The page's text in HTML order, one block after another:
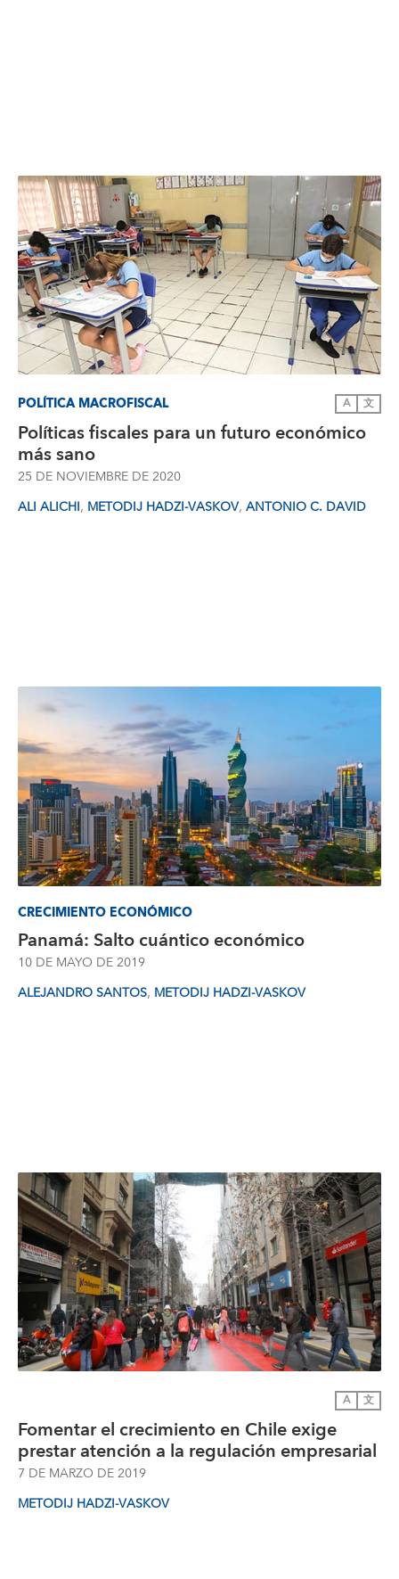
POLÍTICA MACROFISCAL A 文
Políticas fiscales para un futuro económico
más sano
25 DE NOVIEMBRE DE 2020
ALI ALICHI, METODIJ HADZI-VASKOV, ANTONIO C. DAVID
CRECIMIENTO ECONÓMICO
Panamá: Salto cuántico económico
10 DE MAYO DE 2019
ALEJANDRO SANTOS, METODIJ HADZI-VASKOV
A 文
Fomentar el crecimiento en Chile exige
prestar atención a la regulación empresarial
7 DE MARZO DE 2019
METODIJ HADZI-VASKOV